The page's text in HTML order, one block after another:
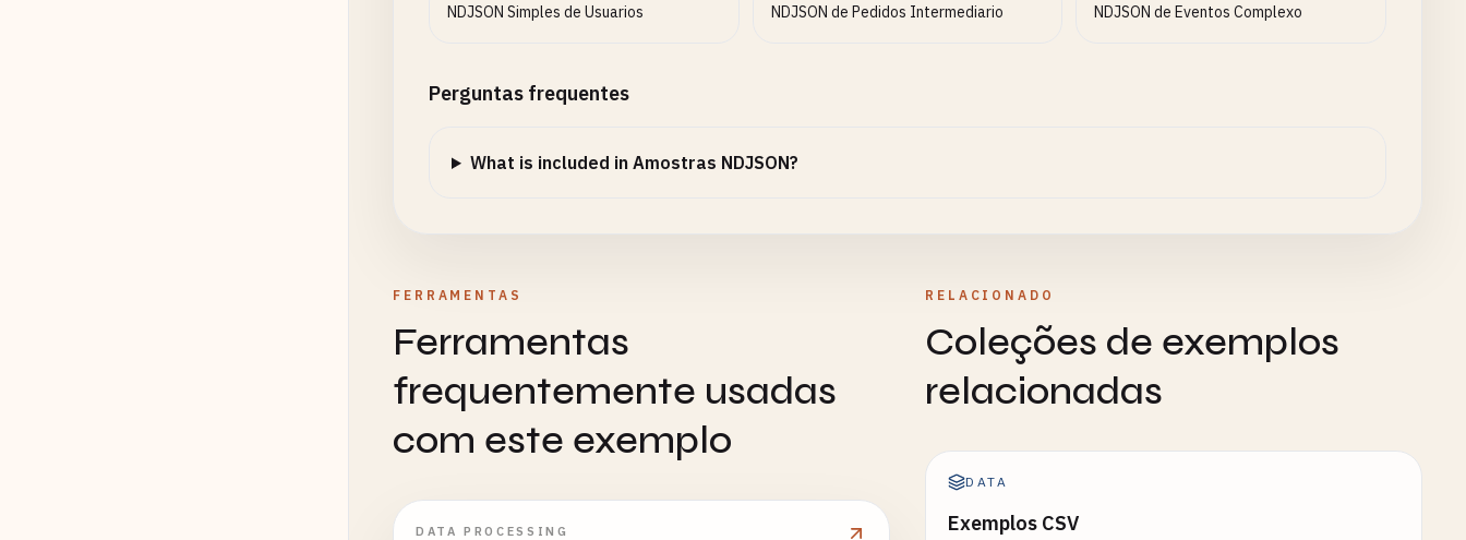
NDJSON Simples de Usuarios NDJSON de Pedidos Intermediario NDJSON de Eventos Complexo
Perguntas frequentes
What is included in Amostras NDJSON?
FERRAMENTAS
Ferramentas
frequentemente usadas
com este exemplo
DATA PROCESSING
RELACIONADO
Coleções de exemplos
relacionadas
DATA
Exemplos CSV